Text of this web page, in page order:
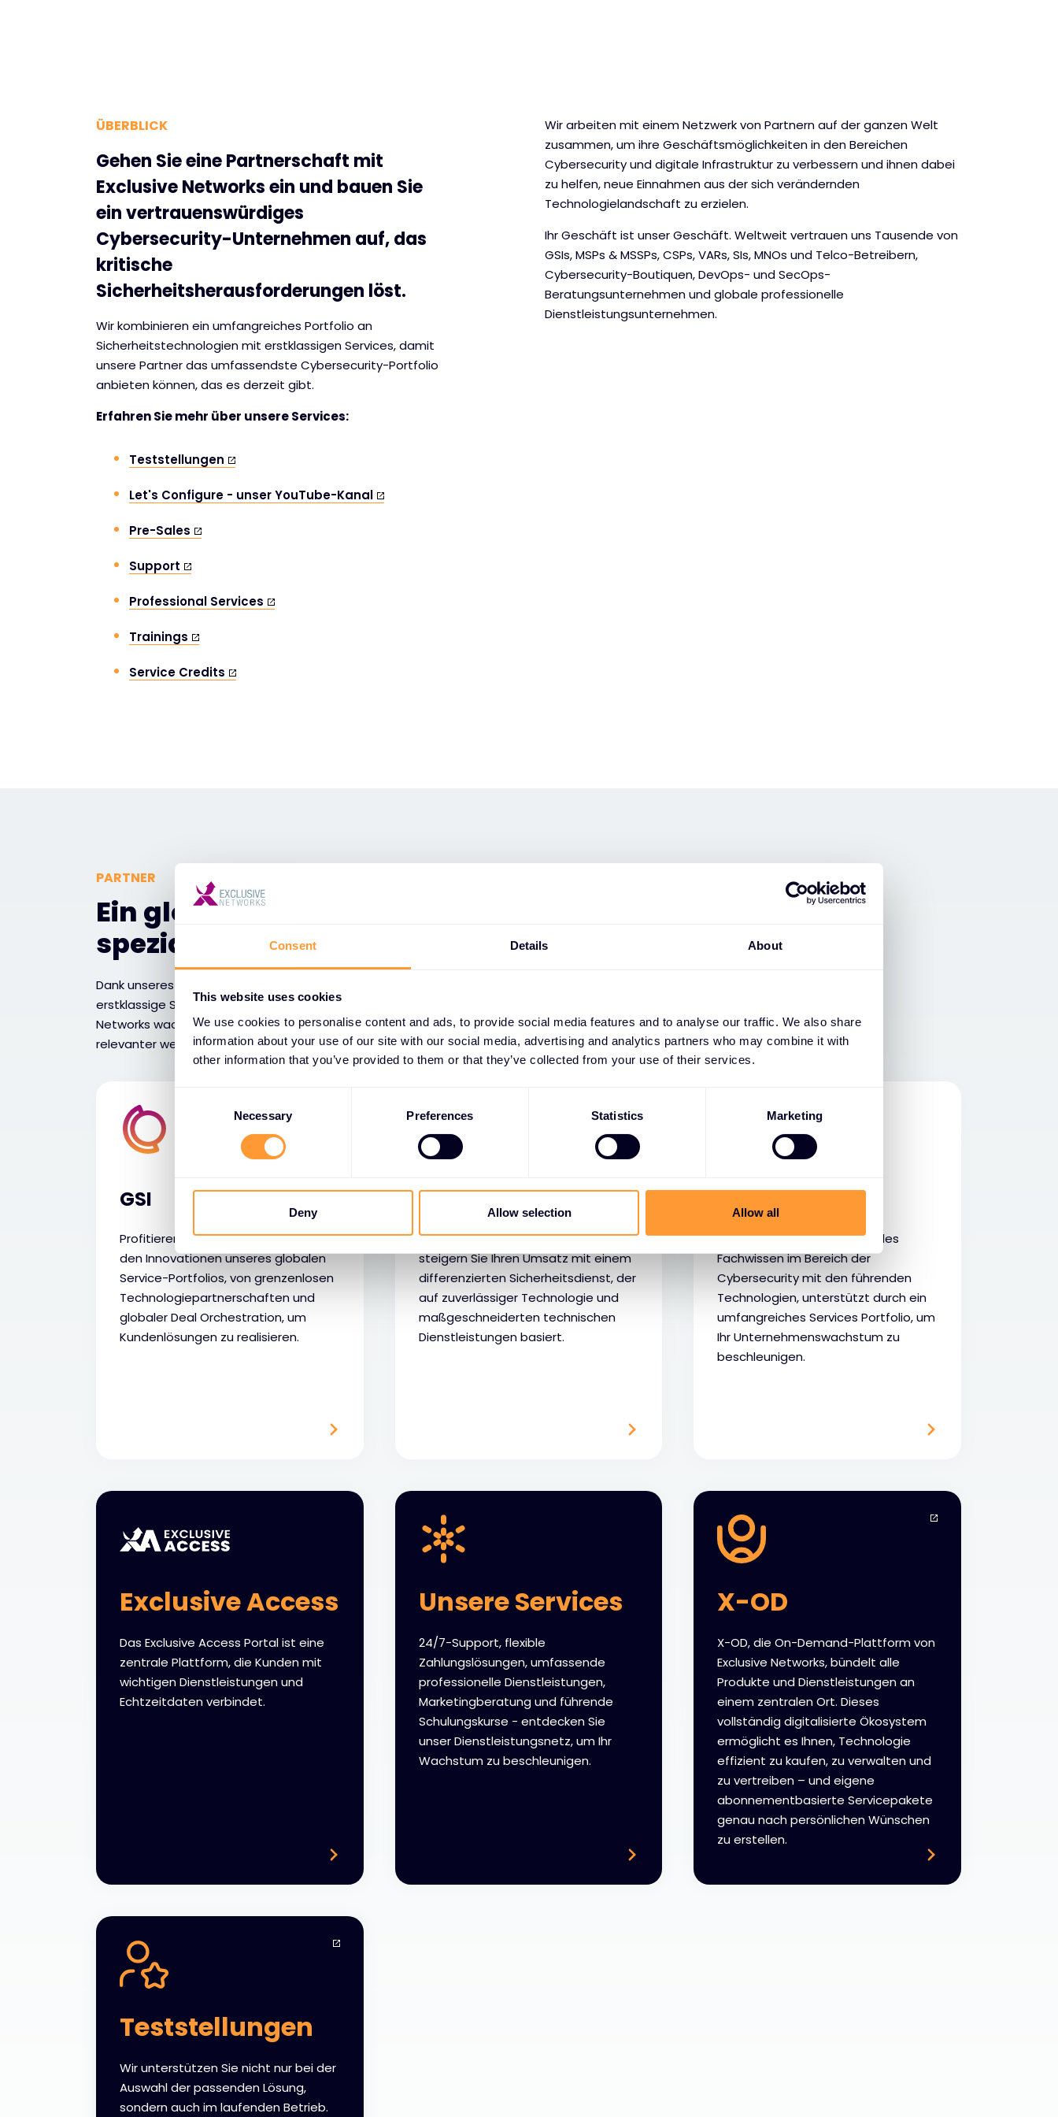
Consent Details About
This website uses cookies
We use cookies to personalise content and ads, to provide social media features and to analyse our traffic. We also share
information about your use of our site with our social media, advertising and analytics partners who may combine it with
other information that you’ve provided to them or that they’ve collected from your use of their services.
e
l
e
c
t
i
Necessary Preferences Statistics Marketing
Deny Allow selection Allow all
ÜBERBLICK
Gehen Sie eine Partnerschaft mit
Exclusive Networks ein und bauen Sie
ein vertrauenswürdiges
Cybersecurity-Unternehmen auf, das
kritische
Sicherheitsherausforderungen löst.
Wir kombinieren ein umfangreiches Portfolio an
Sicherheitstechnologien mit erstklassigen Services, damit
unsere Partner das umfassendste Cybersecurity-Portfolio
anbieten können, das es derzeit gibt.
Erfahren Sie mehr über unsere Services:
Teststellungen
Let's Configure - unser YouTube-Kanal
Pre-Sales
Support
Professional Services
Trainings
Service Credits
Wir arbeiten mit einem Netzwerk von Partnern auf der ganzen Welt
zusammen, um ihre Geschäftsmöglichkeiten in den Bereichen
Cybersecurity und digitale Infrastruktur zu verbessern und ihnen dabei
zu helfen, neue Einnahmen aus der sich verändernden
Technologielandschaft zu erzielen.
Ihr Geschäft ist unser Geschäft. Weltweit vertrauen uns Tausende von
GSIs, MSPs & MSSPs, CSPs, VARs, SIs, MNOs und Telco-Betreibern,
Cybersecurity-Boutiquen, DevOps- und SecOps-
Beratungsunternehmen und globale professionelle
Dienstleistungsunternehmen.
PARTNER
Ein globales Netzwerk von
spezialisierten Partnern
Dank unseres leistungsstarken Technologieportfolios und der Unterstützung durch
erstklassige Services können Unternehmen durch eine Partnerschaft mit Exclusive
Networks wachsen und in einem sich schnell verändernden IT-Markt profitabler und
relevanter werden.
GSI
Profitieren Sie von der Expertise und
den Innovationen unseres globalen
Service-Portfolios, von grenzenlosen
Technologiepartnerschaften und
globaler Deal Orchestration, um
Kundenlösungen zu realisieren.
MSSP
Erschließen Sie neue Märkte und
steigern Sie Ihren Umsatz mit einem
differenzierten Sicherheitsdienst, der
auf zuverlässiger Technologie und
maßgeschneiderten technischen
Dienstleistungen basiert.
VAR
Nutzen Sie unser umfassendes
Fachwissen im Bereich der
Cybersecurity mit den führenden
Technologien, unterstützt durch ein
umfangreiches Services Portfolio, um
Ihr Unternehmenswachstum zu
beschleunigen.
Exclusive Access
Das Exclusive Access Portal ist eine
zentrale Plattform, die Kunden mit
wichtigen Dienstleistungen und
Echtzeitdaten verbindet.
Unsere Services
24/7-Support, flexible
Zahlungslösungen, umfassende
professionelle Dienstleistungen,
Marketingberatung und führende
Schulungskurse - entdecken Sie
unser Dienstleistungsnetz, um Ihr
Wachstum zu beschleunigen.
X-OD
X-OD, die On-Demand-Plattform von
Exclusive Networks, bündelt alle
Produkte und Dienstleistungen an
einem zentralen Ort. Dieses
vollständig digitalisierte Ökosystem
ermöglicht es Ihnen, Technologie
effizient zu kaufen, zu verwalten und
zu vertreiben – und eigene
abonnementbasierte Servicepakete
genau nach persönlichen Wünschen
zu erstellen.
Teststellungen
Wir unterstützen Sie nicht nur bei der
Auswahl der passenden Lösung,
sondern auch im laufenden Betrieb.